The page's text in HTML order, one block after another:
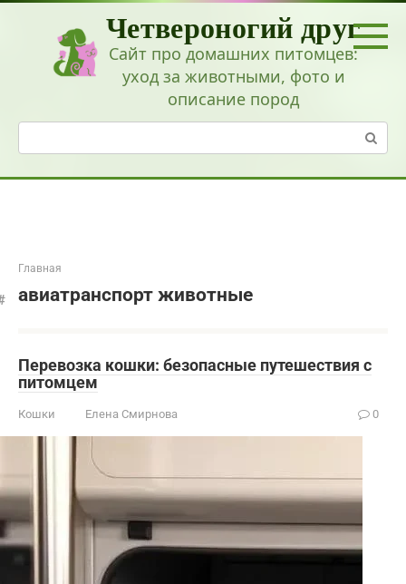
Перейти
Четвероногий друг
Сайт про домашних питомцев:
уход за животными, фото и
описание пород
Поиск:
Главная
авиатранспорт животные
Перевозка кошки: безопасные путешествия с
питомцем
Кошки Елена Смирнова 0